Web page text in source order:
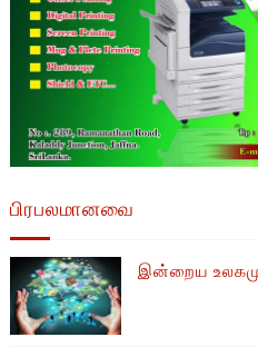
பிரபலமானவை
இன்றைய